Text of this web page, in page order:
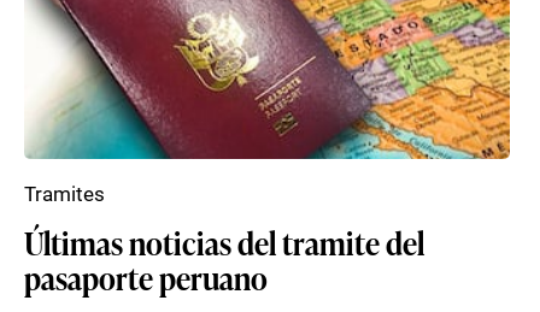
Últimas noticias del tramite del
pasaporte peruano
Tramites